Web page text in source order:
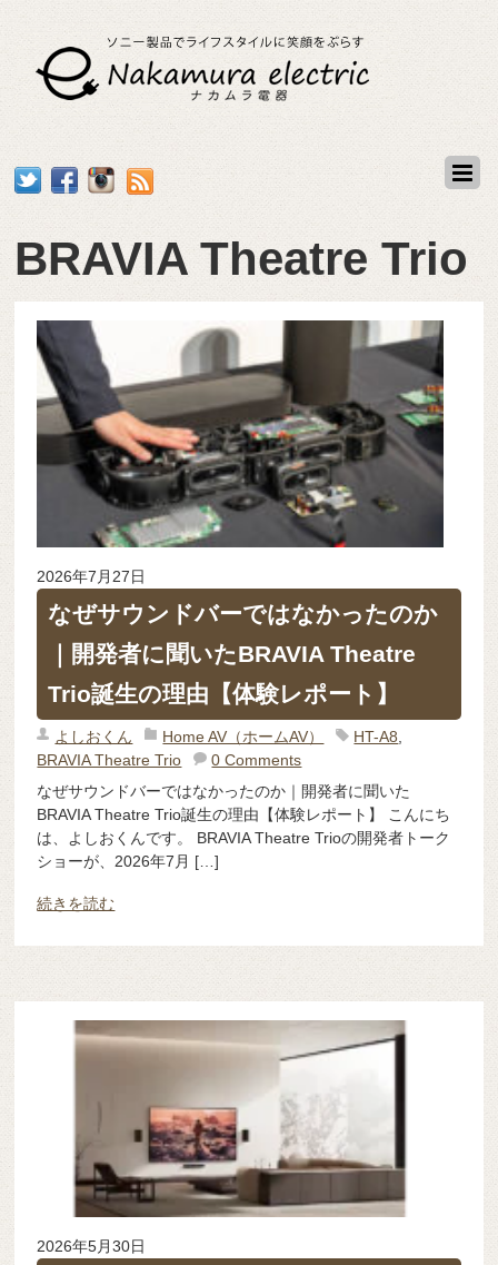
BRAVIA Theatre Trio
2026年7月27日
なぜサウンドバーではなかったのか
｜開発者に聞いたBRAVIA Theatre
Trio誕生の理由【体験レポート】
よしおくん Home AV（ホームAV） HT-A8,
BRAVIA Theatre Trio
0 Comments
なぜサウンドバーではなかったのか｜開発者に聞いた
BRAVIA Theatre Trio誕生の理由【体験レポート】 こんにち
は、よしおくんです。 BRAVIA Theatre Trioの開発者トーク
ショーが、2026年7月 […]
続きを読む
2026年5月30日